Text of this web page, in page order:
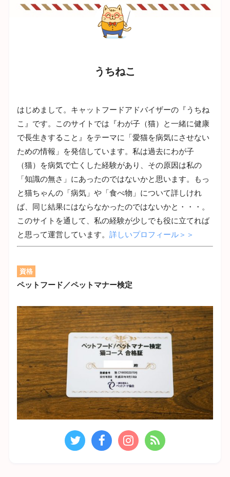
うちねこ
はじめまして。キャットフードアドバイザーの『うちね
こ』です。このサイトでは『わが子（猫）と一緒に健康
で長生きすること』をテーマに「愛猫を病気にさせない
ための情報」を発信しています。私は過去にわが子
（猫）を病気で亡くした経験があり、その原因は私の
「知識の無さ」にあったのではないかと思います。もっ
と猫ちゃんの「病気」や「食べ物」について詳しけれ
ば、同じ結果にはならなかったのではないかと・・・。
このサイトを通して、私の経験が少しでも役に立てれば
と思って運営しています。 詳しいプロフィール＞＞
資格
ペットフード／ペットマナー検定